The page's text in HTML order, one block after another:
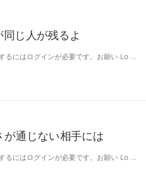
同じ人が残るよ
るにはログインが必要です。お願い Lo …
が通じない相手には
るにはログインが必要です。お願い Lo …